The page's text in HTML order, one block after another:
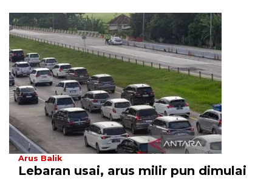
Arus Balik
Lebaran usai, arus milir pun dimulai